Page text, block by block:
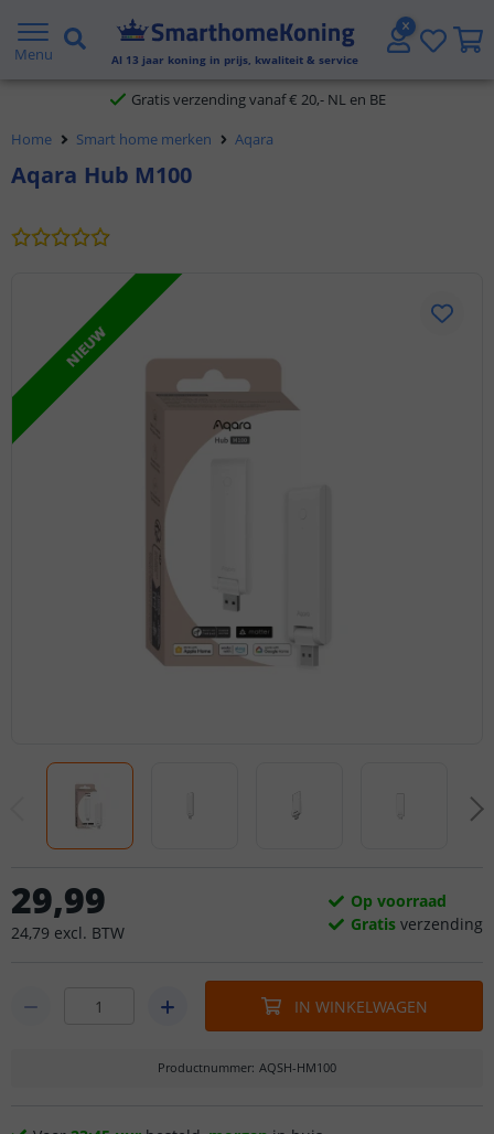
Menu Al 13 jaar koning in prijs, kwaliteit & service
2 jaar garantie
Gratis verzending vanaf € 20,- NL en BE
Klantbeoordeling 9.1
Home Smart home merken Aqara
Aqara Hub M100
NIEUW
29,99
24,79 excl. BTW
Op voorraad
Gratis verzending
IN WINKELWAGEN
Productnummer: AQSH-HM100